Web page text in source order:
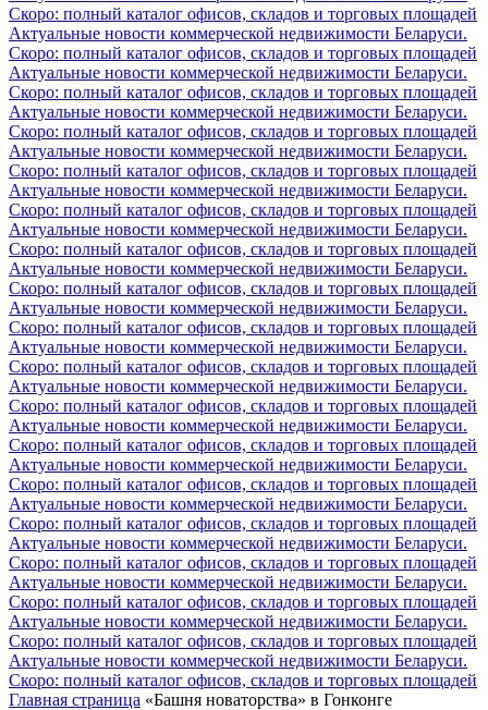
Скоро: полный каталог офисов, складов и торговых площадей
Актуальные новости коммерческой недвижимости Беларуси.
Скоро: полный каталог офисов, складов и торговых площадей
Актуальные новости коммерческой недвижимости Беларуси.
Скоро: полный каталог офисов, складов и торговых площадей
Актуальные новости коммерческой недвижимости Беларуси.
Скоро: полный каталог офисов, складов и торговых площадей
Актуальные новости коммерческой недвижимости Беларуси.
Скоро: полный каталог офисов, складов и торговых площадей
Актуальные новости коммерческой недвижимости Беларуси.
Скоро: полный каталог офисов, складов и торговых площадей
Актуальные новости коммерческой недвижимости Беларуси.
Скоро: полный каталог офисов, складов и торговых площадей
Актуальные новости коммерческой недвижимости Беларуси.
Скоро: полный каталог офисов, складов и торговых площадей
Актуальные новости коммерческой недвижимости Беларуси.
Скоро: полный каталог офисов, складов и торговых площадей
Актуальные новости коммерческой недвижимости Беларуси.
Скоро: полный каталог офисов, складов и торговых площадей
Актуальные новости коммерческой недвижимости Беларуси.
Скоро: полный каталог офисов, складов и торговых площадей
Актуальные новости коммерческой недвижимости Беларуси.
Скоро: полный каталог офисов, складов и торговых площадей
Актуальные новости коммерческой недвижимости Беларуси.
Скоро: полный каталог офисов, складов и торговых площадей
Актуальные новости коммерческой недвижимости Беларуси.
Скоро: полный каталог офисов, складов и торговых площадей
Актуальные новости коммерческой недвижимости Беларуси.
Скоро: полный каталог офисов, складов и торговых площадей
Актуальные новости коммерческой недвижимости Беларуси.
Скоро: полный каталог офисов, складов и торговых площадей
Актуальные новости коммерческой недвижимости Беларуси.
Скоро: полный каталог офисов, складов и торговых площадей
Актуальные новости коммерческой недвижимости Беларуси.
Скоро: полный каталог офисов, складов и торговых площадей
Главная страница «Башня новаторства» в Гонконге